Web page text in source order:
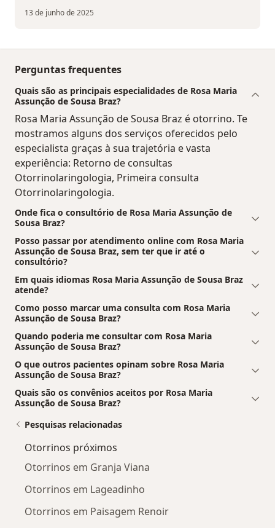
13 de junho de 2025
Perguntas frequentes
Quais são as principais especialidades de Rosa Maria
Assunção de Sousa Braz?
Rosa Maria Assunção de Sousa Braz é otorrino. Te
mostramos alguns dos serviços oferecidos pelo
especialista graças à sua trajetória e vasta
experiência: Retorno de consultas
Otorrinolaringologia, Primeira consulta
Otorrinolaringologia.
Onde fica o consultório de Rosa Maria Assunção de
Sousa Braz?
Posso passar por atendimento online com Rosa Maria
Assunção de Sousa Braz, sem ter que ir até o
consultório?
Em quais idiomas Rosa Maria Assunção de Sousa Braz
atende?
Como posso marcar uma consulta com Rosa Maria
Assunção de Sousa Braz?
Quando poderia me consultar com Rosa Maria
Assunção de Sousa Braz?
O que outros pacientes opinam sobre Rosa Maria
Assunção de Sousa Braz?
Quais são os convênios aceitos por Rosa Maria
Assunção de Sousa Braz?
Pesquisas relacionadas
Otorrinos próximos
Otorrinos em Granja Viana
Otorrinos em Lageadinho
Otorrinos em Paisagem Renoir